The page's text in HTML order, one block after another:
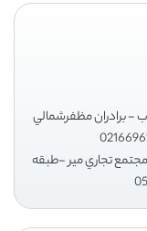
- برادران مظفرشمالي
تجاري مير -طبقه